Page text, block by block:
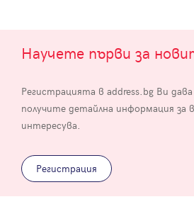
Научете първи за
Регистрацията в address.bg Ви
получите детайлна информация
интересува.
Регистрация